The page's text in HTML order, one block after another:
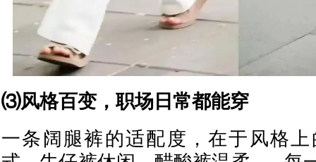
⑶风格百变，职场日常都能穿
一条阔腿裤的适配度，在于风格